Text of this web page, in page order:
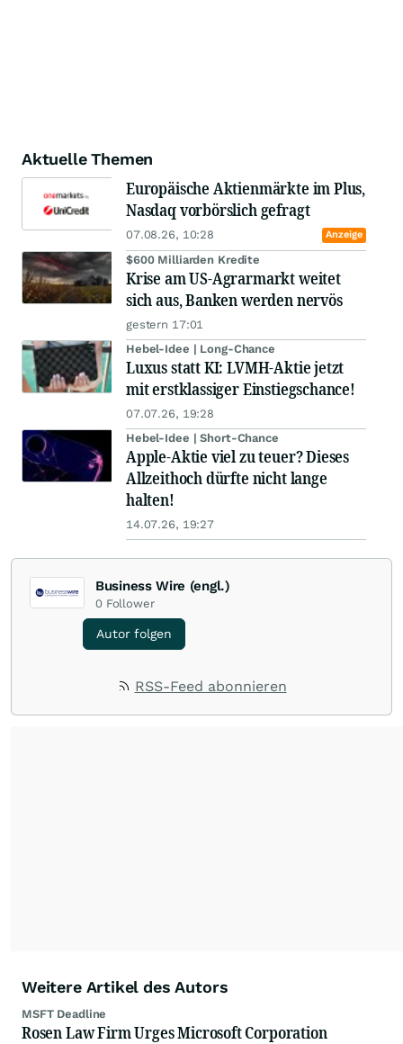
Aktuelle Themen
Europäische Aktienmärkte im Plus,
Nasdaq vorbörslich gefragt
07.08.26, 10:28 Anzeige
$600 Milliarden Kredite
Krise am US-Agrarmarkt weitet
sich aus, Banken werden nervös
gestern 17:01
Hebel-Idee | Long-Chance
Luxus statt KI: LVMH-Aktie jetzt
mit erstklassiger Einstiegschance!
07.07.26, 19:28
Hebel-Idee | Short-Chance
Apple-Aktie viel zu teuer? Dieses
Allzeithoch dürfte nicht lange
halten!
14.07.26, 19:27
Business Wire (engl.)
0 Follower
Autor folgen
RSS-Feed abonnieren
Weitere Artikel des Autors
MSFT Deadline
Rosen Law Firm Urges Microsoft Corporation